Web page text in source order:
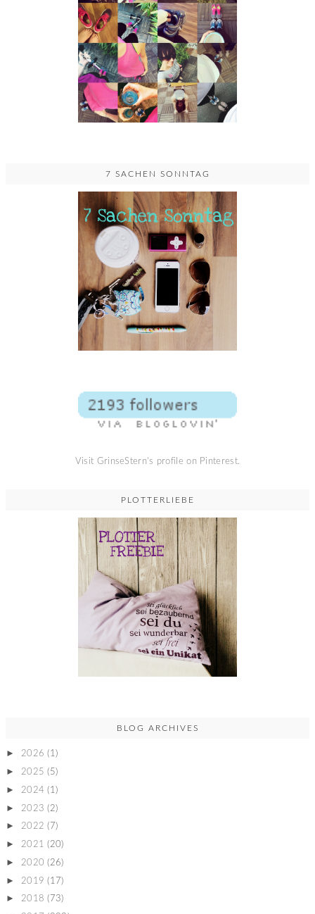
7 SACHEN SONNTAG
Visit GrinseStern's profile on Pinterest.
PLOTTERLIEBE
BLOG ARCHIVES
► 2026 (1)
► 2025 (5)
► 2024 (1)
► 2023 (2)
► 2022 (7)
► 2021 (20)
► 2020 (26)
► 2019 (17)
► 2018 (73)